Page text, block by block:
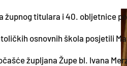
župnog titulara i 40. obljetnice
osnovnih škola posjetili
župljana Župe bl. Ivana